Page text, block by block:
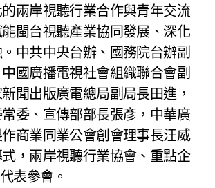
兩岸視聽行業合作與青年交流
閩台視聽產業協同發展、深化
中共中央台辦、國務院台辦副
國廣播電視社會組織聯合會副
聞出版廣電總局副局長田進，
委、宣傳部部長張彥，中華廣
商業同業公會創會理事長汪威
，兩岸視聽行業協會、重點企
表參會。